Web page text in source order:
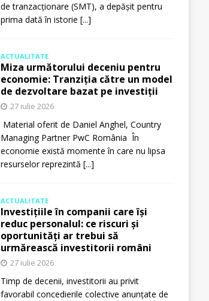
de tranzacționare (SMT), a depășit pentru
prima dată în istorie [...]
ACTUALITATE
Miza următorului deceniu pentru
economie: Tranziția către un model
de dezvoltare bazat pe investiții
27 iulie 2026
Material oferit de Daniel Anghel, Country
Managing Partner PwC România În
economie există momente în care nu lipsa
resurselor reprezintă [...]
ACTUALITATE
Investițiile în companii care își
reduc personalul: ce riscuri și
oportunități ar trebui să
urmărească investitorii români
27 iulie 2026
Timp de decenii, investitorii au privit
favorabil concedierile colective anunțate de